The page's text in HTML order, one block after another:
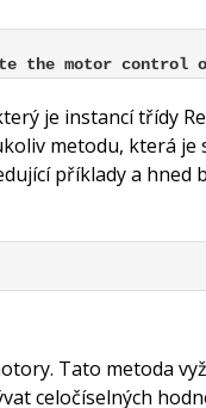
the motor control
je instancí třídy
metodu, která je
příklady a hned
Tato metoda
celočíselných